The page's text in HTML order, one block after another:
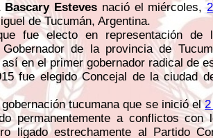
Estevesnació el miércoles,
de Tucumán, Argentina.
fue electo en representación
de la provincia de
en el primer gobernador radical de
fue elegido Concejal de la ciudad
tucumana que se inició el
permanentemente a conflictos con
ligado estrechamente al Partido